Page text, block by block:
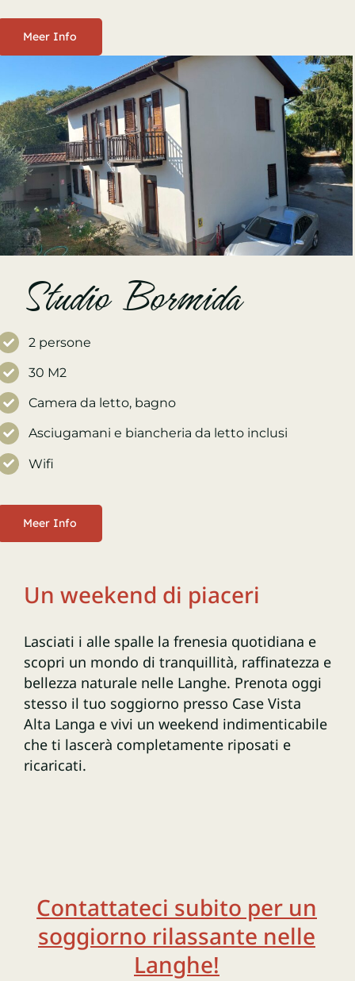
Meer Info
Studio Bormida
2 persone
30 M2
Camera da letto, bagno
Asciugamani e biancheria da letto inclusi
Wifi
Meer Info
Un weekend di piaceri
Lasciati i alle spalle la frenesia quotidiana e
scopri un mondo di tranquillità, raffinatezza e
bellezza naturale nelle Langhe. Prenota oggi
stesso il tuo soggiorno presso Case Vista
Alta Langa e vivi un weekend indimenticabile
che ti lascerà completamente riposati e
ricaricati.
Contattateci subito per un
soggiorno rilassante nelle
Langhe!